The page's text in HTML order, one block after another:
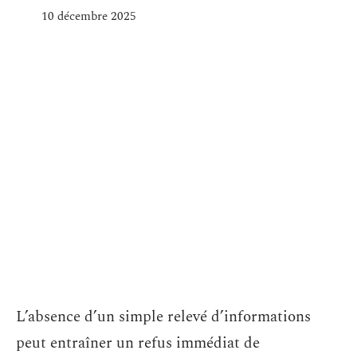
10 décembre 2025
L’absence d’un simple relevé d’informations
peut entraîner un refus immédiat de